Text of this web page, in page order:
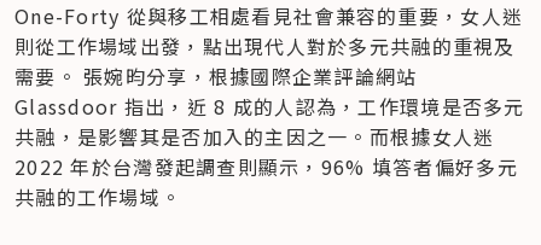
One-Forty 從與移工相處看見社會兼容的重要，女人迷
則從工作場域出發，點出現代人對於多元共融的重視及
需要。 張婉昀分享，根據國際企業評論網站
Glassdoor 指出，近 8 成的人認為，工作環境是否多元
共融，是影響其是否加入的主因之一。而根據女人迷
2022 年於台灣發起調查則顯示，96% 填答者偏好多元
共融的工作場域。